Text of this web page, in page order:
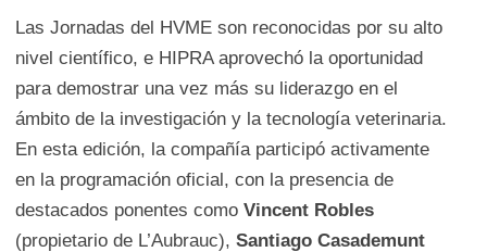
Las Jornadas del HVME son reconocidas por su alto
nivel científico, e HIPRA aprovechó la oportunidad
para demostrar una vez más su liderazgo en el
ámbito de la investigación y la tecnología veterinaria.
En esta edición, la compañía participó activamente
en la programación oficial, con la presencia de
destacados ponentes como Vincent Robles
(propietario de L’Aubrauc), Santiago Casademunt